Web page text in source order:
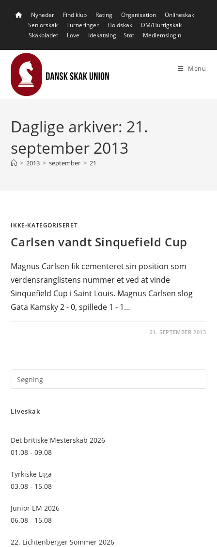
Nyheder Find klub Rating Organisation
Onlineskak
Seniorskak
Turneringer Holdskak
DM/Hurtigskak
Skakbladet
Love Idekatalog Støt Medlemslogin
Menu
Daglige arkiver: 21.
september 2013
> 2013 > september > 21
IKKE-KATEGORISERET
Carlsen vandt Sinquefield Cup
Magnus Carlsen fik cementeret sin position som
verdensranglistens nummer et ved at vinde
Sinquefield Cup i Saint Louis. Magnus Carlsen slog
Gata Kamsky 2 - 0, spillede 1 - 1…
21. SEPTEMBER 2013
Liveskak
Det britiske Mesterskab 2026
01.08 - 09.08
Tyrkiske Liga
03.08 - 15.08
Junior EM 2026
06.08 - 15.08
22. Lichtenberger Sommer 2026